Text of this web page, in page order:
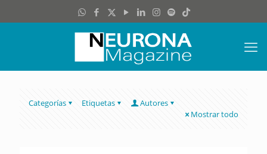
Categorías Etiquetas
Autores
Mostrar todo